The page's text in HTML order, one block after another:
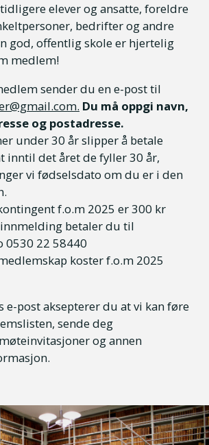
elever og ansatte, foreldre
bedrifter og andre
god, offentlig skole er hjertelig
medlem!
sender du en e-post til
Du må oppgi navn,
og postadresse.
under 30 år slipper å betale
inntil det året de fyller 30 år,
vi fødselsdato om du er i den
f.o.m 2025 er 300 kr
betaler du til
0530 22 58440
koster f.o.m 2025
e-post aksepterer du at vi kan føre
sende deg
og annen